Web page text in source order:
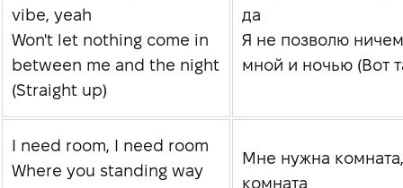
vibe, yeah
Won't let nothing come in
between me and the night
(Straight up)
да
Я не позволю
мной и ночью (Вот
I need room, I need room
Where you standing way
Мне нужна
комната